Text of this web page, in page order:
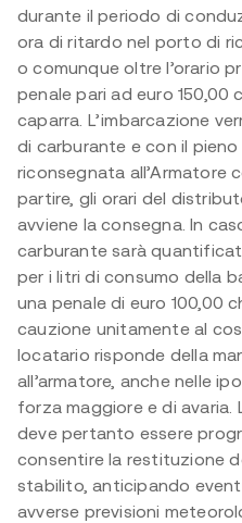
durante il periodo di
ora di ritardo nel porto di
o comunque oltre l’orario
penale pari ad euro
caparra. L’imbarcazione
di carburante e con il
riconsegnata all’Armatore
partire, gli orari del
avviene la consegna. In
carburante sarà
per i litri di consumo della
una penale di euro 100,00
cauzione unitamente al
locatario risponde della
all’armatore, anche nelle
forza maggiore e di avaria.
deve pertanto essere
consentire la restituzione
stabilito, anticipando
avverse previsioni